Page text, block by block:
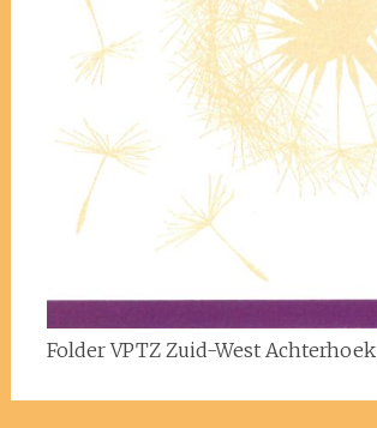
Folder VPTZ Zuid-West Achterhoek